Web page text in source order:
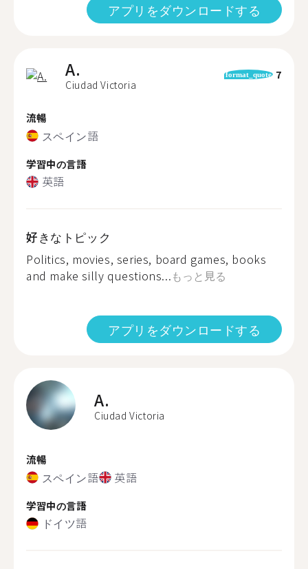
アプリをダウンロードする
A.
Ciudad Victoria
format_quote 7
流暢
スペイン語
学習中の言語
英語
好きなトピック
Politics, movies, series, board games, books
and make silly questions...もっと見る
アプリをダウンロードする
A.
Ciudad Victoria
流暢
スペイン語 英語
学習中の言語
ドイツ語